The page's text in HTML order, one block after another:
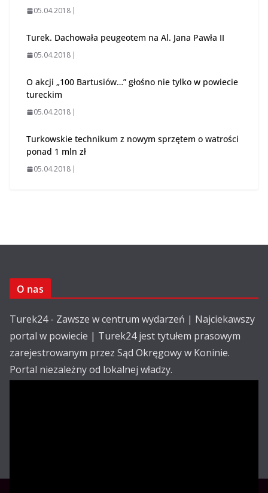
05.04.2018
Turek. Dachowała peugeotem na Al. Jana Pawła II
05.04.2018
O akcji „100 Bartusiów…” głośno nie tylko w powiecie
tureckim
05.04.2018
Turkowskie technikum z nowym sprzętem o watrości
ponad 1 mln zł
05.04.2018
O nas
Turek24 - Zawsze w centrum wydarzeń | Najciekawszy
portal w powiecie | Turek24 jest tytułem prasowym
zarejestrowanym przez Sąd Okręgowy w Koninie.
Portal niezależny od lokalnej władzy.